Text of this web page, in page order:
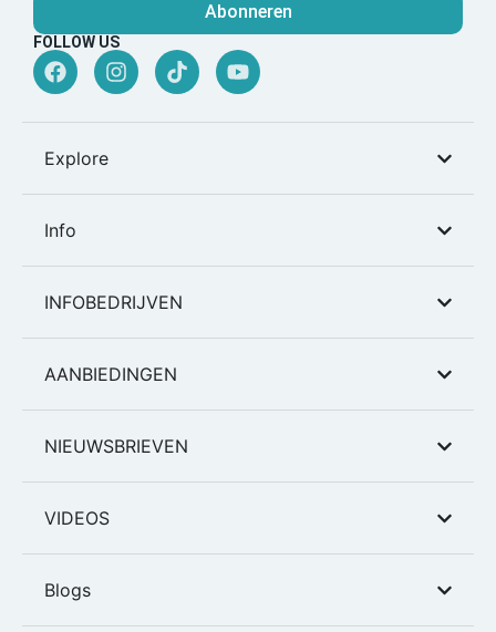
Abonneren
FOLLOW US
Explore
Info
INFOBEDRIJVEN
AANBIEDINGEN
NIEUWSBRIEVEN
VIDEOS
Blogs